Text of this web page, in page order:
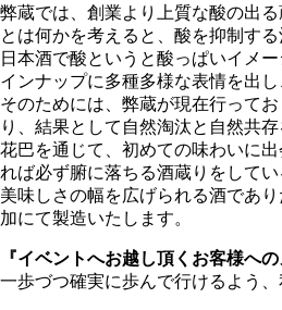
弊蔵では、創業より上質な酸の出
とは何かを考えると、酸を抑制す
日本酒で酸というと酸っぱいイメ
インナップに多種多様な表情を出
そのためには、弊蔵が現在行って
り、結果として自然淘汰と自然共
花巴を通じて、初めての味わいに
れば必ず腑に落ちる酒蔵りをしてい
美味しさの幅を広げられる酒であ
加にて製造いたします。
『イベントへお越し頂くお客様への
一歩づつ確実に歩んで行けるよう